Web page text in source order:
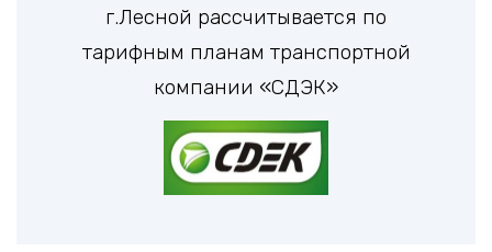
г.Лесной рассчитывается по
тарифным планам транспортной
компании «СДЭК»